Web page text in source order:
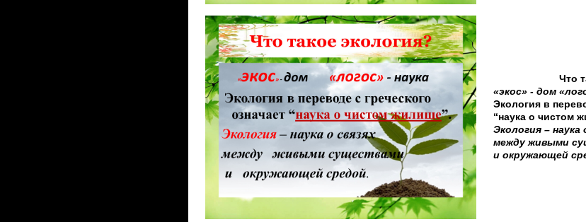
Что
«экос» - дом
Экология в
“наука о чистом
Экология – наука
между живыми
и окружающей